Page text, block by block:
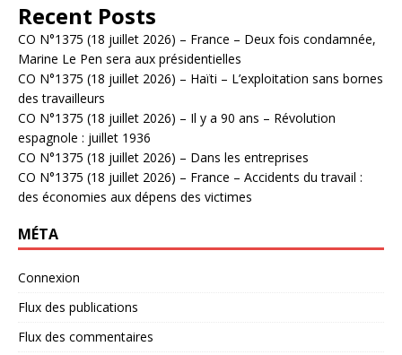
Recent Posts
CO N°1375 (18 juillet 2026) – France – Deux fois condamnée,
Marine Le Pen sera aux présidentielles
CO N°1375 (18 juillet 2026) – Haïti – L’exploitation sans bornes
des travailleurs
CO N°1375 (18 juillet 2026) – Il y a 90 ans – Révolution
espagnole : juillet 1936
CO N°1375 (18 juillet 2026) – Dans les entreprises
CO N°1375 (18 juillet 2026) – France – Accidents du travail :
des économies aux dépens des victimes
MÉTA
Connexion
Flux des publications
Flux des commentaires